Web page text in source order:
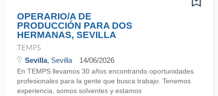
OPERARIO/A DE
PRODUCCIÓN PARA DOS
HERMANAS, SEVILLA
TEMPS
Sevilla, Sevilla 14/06/2026
En TEMPS llevamos 30 años encontrando oportunidades
profesionales para la gente que busca trabajo. Tenemos
experiencia, somos solventes y estamos